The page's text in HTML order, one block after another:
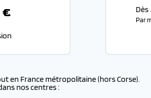
Dès
Par
en France métropolitaine (hors Corse).
nos centres :